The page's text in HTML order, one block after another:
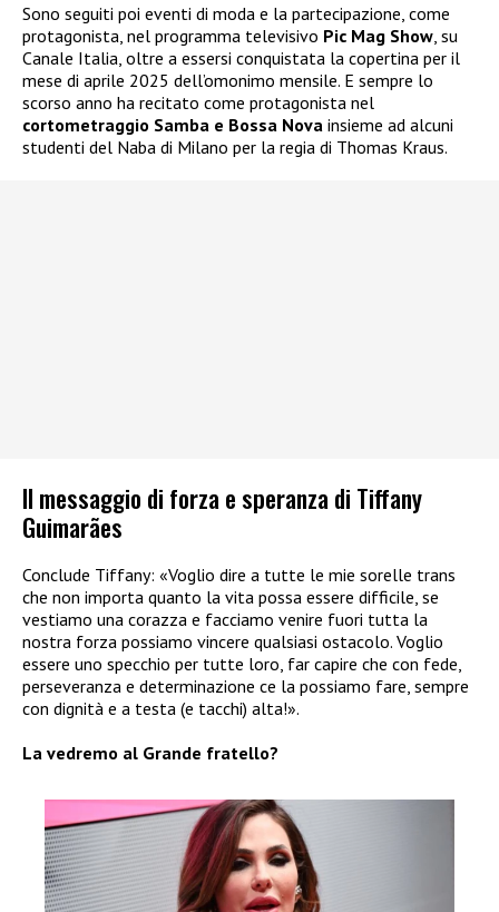
Sono seguiti poi eventi di moda e la partecipazione, come
protagonista, nel programma televisivo Pic Mag Show , su
Canale Italia, oltre a essersi conquistata la copertina per il
mese di aprile 2025 dell’omonimo mensile. E sempre lo
scorso anno ha recitato come protagonista nel
cortometraggio Samba e Bossa Nova insieme ad alcuni
studenti del Naba di Milano per la regia di Thomas Kraus.
Il messaggio di forza e speranza di Tiffany
Guimarães
Conclude Tiffany: «Voglio dire a tutte le mie sorelle trans
che non importa quanto la vita possa essere difficile, se
vestiamo una corazza e facciamo venire fuori tutta la
nostra forza possiamo vincere qualsiasi ostacolo. Voglio
essere uno specchio per tutte loro, far capire che con fede,
perseveranza e determinazione ce la possiamo fare, sempre
con dignità e a testa (e tacchi) alta!».
La vedremo al Grande fratello?